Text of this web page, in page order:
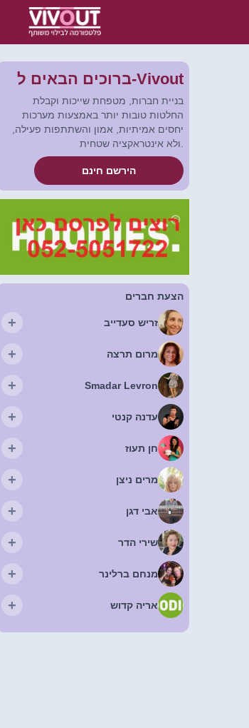
ברוכים הבאים ל-Vivout
בניית חברות, מטפחת שייכות וקבלת
החלטות טובות יותר באמצעות מערכות
יחסים אמיתיות, אמון והשתתפות פעילה,
הירשם חינם
הצעת חברים
זריש סעדייב +
מרום תרצה +
Smadar Levron
+
עדנה קנטי +
חן תעוז +
מרים ניצן +
אבי דגן +
שירי הדר +
מנחם ברלינר +
אריה קדוש +